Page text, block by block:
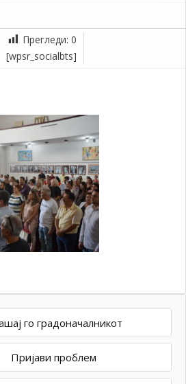
Прегледи: 0
[wpsr_socialbts]
го градоначалникот
Пријави проблем